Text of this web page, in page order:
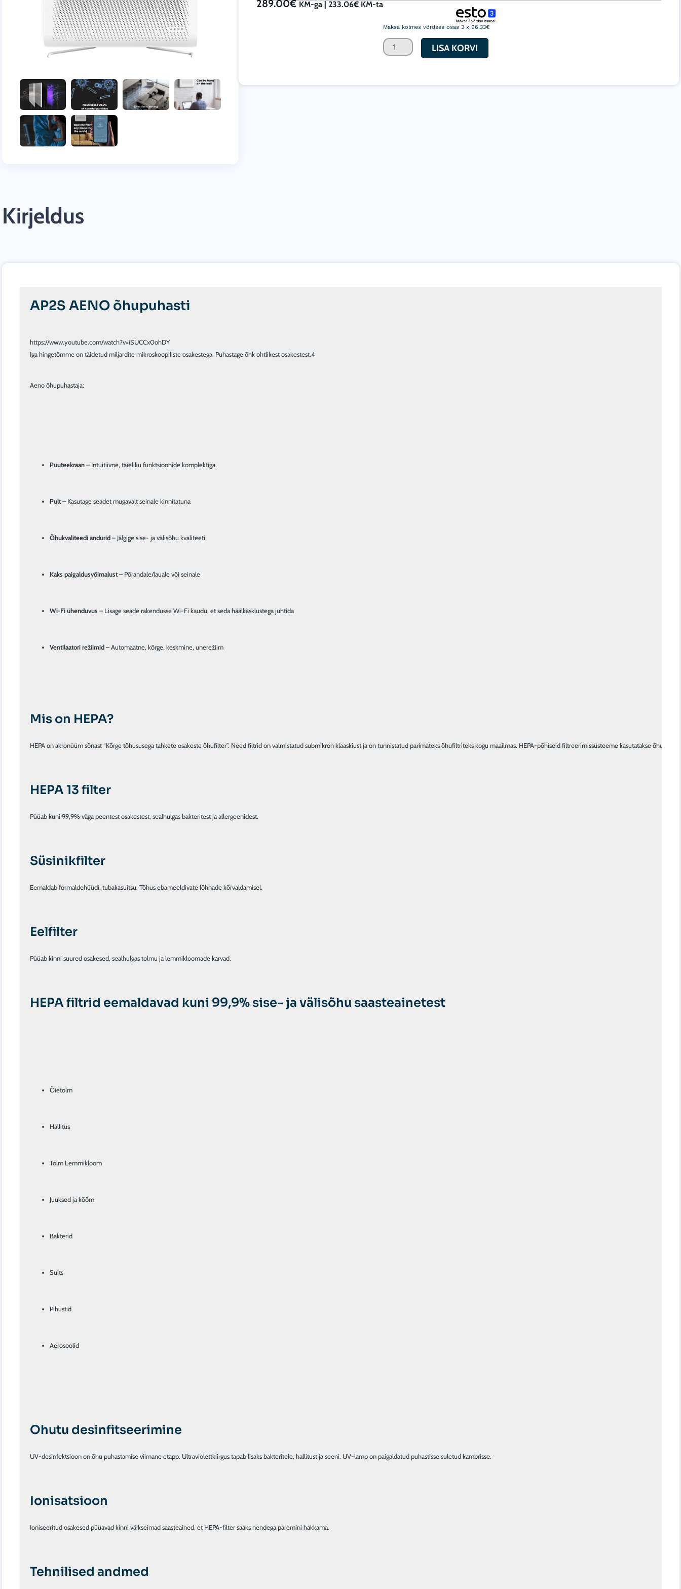
289.00€ KM-ga | 233.06€ KM-ta
Maksa kolmes võrdses osas 3 x 96.33€
AENO
AP2S
õhupuhastaja
kuni
LISA KORVI
Kirjeldus
AP2S AENO õhupuhasti
https://www.youtube.com/watch?v=iSUCCx0ohDY
Iga hingetõmme on täidetud miljardite mikroskoopiliste osakestega. Puhastage õhk ohtlikest osakestest.4
Aeno õhupuhastaja:
Puuteekraan – Intuitiivne, täieliku funktsioonide komplektiga
Pult – Kasutage seadet mugavalt seinale kinnitatuna
Õhukvaliteedi andurid – Jälgige sise- ja välisõhu kvaliteeti
Kaks paigaldusvõimalust – Põrandale/lauale või seinale
Wi-Fi ühenduvus – Lisage seade rakendusse Wi-Fi kaudu, et seda häälkäsklustega juhtida
Ventilaatori režiimid – Automaatne, kõrge, keskmine, unerežiim
Mis on HEPA?
HEPA on akronüüm sõnast “Kõrge tõhususega tahkete osakeste õhufilter”. Need filtrid on valmistatud submikron klaaskiust ja on tunnistatud parimateks õhufiltriteks kogu maailmas. HEPA-põhiseid filtreerimissüsteeme kasutatakse õhu
HEPA 13 filter
Püüab kuni 99,9% väga peentest osakestest, sealhulgas bakteritest ja allergeenidest.
Süsinikfilter
Eemaldab formaldehüüdi, tubakasuitsu. Tõhus ebameeldivate lõhnade kõrvaldamisel.
Eelfilter
Püüab kinni suured osakesed, sealhulgas tolmu ja lemmikloomade karvad.
HEPA filtrid eemaldavad kuni 99,9% sise- ja välisõhu saasteainetest
Õietolm
Hallitus
Tolm Lemmikloom
Juuksed ja kõõm
Bakterid
Suits
Pihustid
Aerosoolid
Ohutu desinfitseerimine
UV-desinfektsioon on õhu puhastamise viimane etapp. Ultraviolettkiirgus tapab lisaks bakteritele, hallitust ja seeni. UV-lamp on paigaldatud puhastisse suletud kambrisse.
Ionisatsioon
Ioniseeritud osakesed püüavad kinni väikseimad saasteained, et HEPA-filter saaks nendega paremini hakkama.
Tehnilised andmed